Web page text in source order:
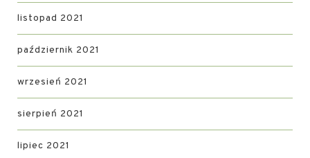
listopad 2021
październik 2021
wrzesień 2021
sierpień 2021
lipiec 2021